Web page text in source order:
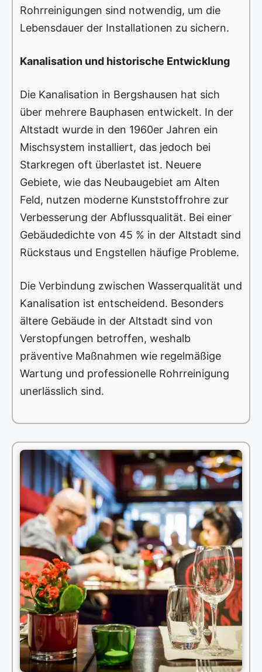
Rohrreinigungen sind notwendig, um die
Lebensdauer der Installationen zu sichern.
Kanalisation und historische Entwicklung
Die Kanalisation in Bergshausen hat sich
über mehrere Bauphasen entwickelt. In der
Altstadt wurde in den 1960er Jahren ein
Mischsystem installiert, das jedoch bei
Starkregen oft überlastet ist. Neuere
Gebiete, wie das Neubaugebiet am Alten
Feld, nutzen moderne Kunststoffrohre zur
Verbesserung der Abflussqualität. Bei einer
Gebäudedichte von 45 % in der Altstadt sind
Rückstaus und Engstellen häufige Probleme.
Die Verbindung zwischen Wasserqualität und
Kanalisation ist entscheidend. Besonders
ältere Gebäude in der Altstadt sind von
Verstopfungen betroffen, weshalb
präventive Maßnahmen wie regelmäßige
Wartung und professionelle Rohrreinigung
unerlässlich sind.